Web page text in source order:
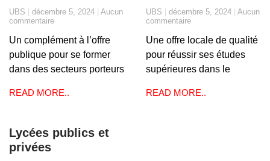
UBS décembre 5, 2024
Aucun
commentaire
Un complément à l’offre
publique pour se former
dans des secteurs porteurs
READ MORE..
UBS décembre 5, 2024
Aucun
commentaire
Une offre locale de qualité
pour réussir ses études
supérieures dans le
READ MORE..
Lycées publics et
privées